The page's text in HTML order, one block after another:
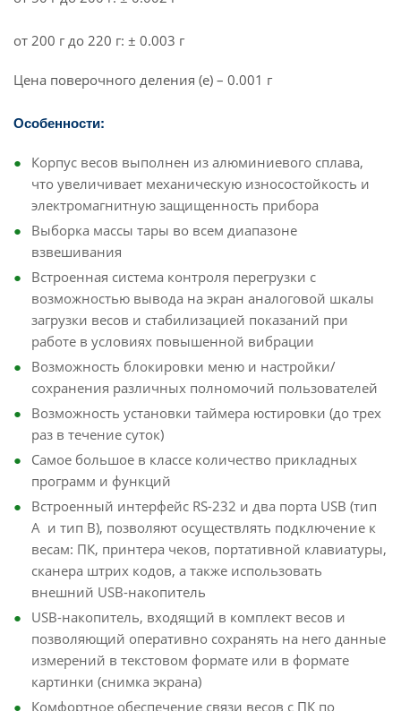
от 200 г до 220 г: ± 0.003 г
Цена поверочного деления (e) – 0.001 г
Особенности:
Корпус весов выполнен из алюминиевого сплава,
что увеличивает механическую износостойкость и
электромагнитную защищенность прибора
Выборка массы тары во всем диапазоне
взвешивания
Встроенная система контроля перегрузки с
возможностью вывода на экран аналоговой шкалы
загрузки весов и стабилизацией показаний при
работе в условиях повышенной вибрации
Возможность блокировки меню и настройки/
сохранения различных полномочий пользователей
Возможность установки таймера юстировки (до трех
раз в течение суток)
Самое большое в классе количество прикладных
программ и функций
Встроенный интерфейс RS-232 и два порта USB (тип
А и тип В), позволяют осуществлять подключение к
весам: ПК, принтера чеков, портативной клавиатуры,
сканера штрих кодов, а также использовать
внешний USB-накопитель
USB-накопитель, входящий в комплект весов и
позволяющий оперативно сохранять на него данные
измерений в текстовом формате или в формате
картинки (снимка экрана)
Комфортное обеспечение связи весов с ПК по